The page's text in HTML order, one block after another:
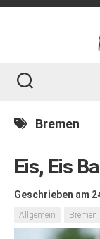
Skip
Bremen
Eis, Eis
Geschrieben am
Allgemein Bremen